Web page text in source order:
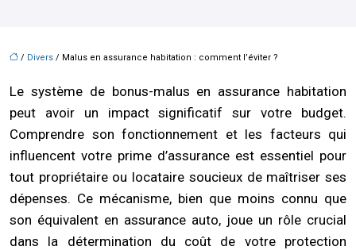
/ Divers / Malus en assurance habitation : comment l’éviter ?
Le système de bonus-malus en assurance habitation
peut avoir un impact significatif sur votre budget.
Comprendre son fonctionnement et les facteurs qui
influencent votre prime d’assurance est essentiel pour
tout propriétaire ou locataire soucieux de maîtriser ses
dépenses. Ce mécanisme, bien que moins connu que
son équivalent en assurance auto, joue un rôle crucial
dans la détermination du coût de votre protection